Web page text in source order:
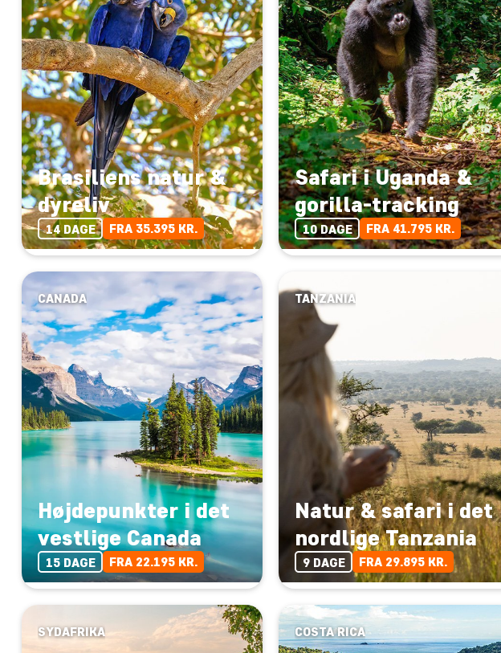
Brasiliens natur &
dyreliv
14 DAGE FRA 35.395 KR.
Safari i Uganda &
gorilla-tracking
10 DAGE FRA 41.795 KR.
CANADA
Højdepunkter i det
vestlige Canada
15 DAGE FRA 22.195 KR.
TANZANIA
Natur & safari i det
nordlige Tanzania
9 DAGE FRA 29.895 KR.
SYDAFRIKA COSTA RICA